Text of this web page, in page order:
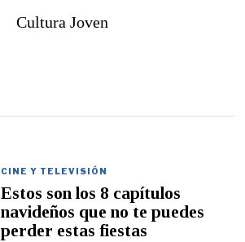
Cultura Joven
CINE Y TELEVISIÓN
Estos son los 8 capítulos
navideños que no te puedes
perder estas fiestas